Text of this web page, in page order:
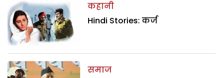
कहानी
Hindi Stories: कर्ज
समाज